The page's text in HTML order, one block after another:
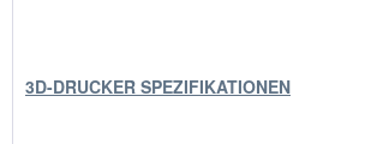
3D-DRUCKER SPEZIFIKATIONEN